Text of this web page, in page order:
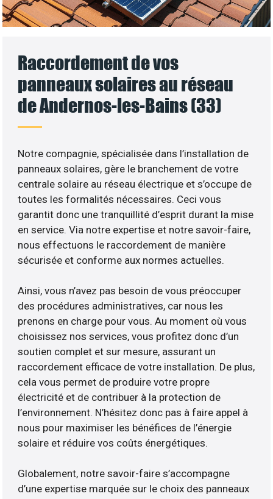
Raccordement de vos
panneaux solaires au réseau
de Andernos-les-Bains (33)
Notre compagnie, spécialisée dans l’installation de
panneaux solaires, gère le branchement de votre
centrale solaire au réseau électrique et s’occupe de
toutes les formalités nécessaires. Ceci vous
garantit donc une tranquillité d’esprit durant la mise
en service. Via notre expertise et notre savoir-faire,
nous effectuons le raccordement de manière
sécurisée et conforme aux normes actuelles.
Ainsi, vous n’avez pas besoin de vous préoccuper
des procédures administratives, car nous les
prenons en charge pour vous. Au moment où vous
choisissez nos services, vous profitez donc d’un
soutien complet et sur mesure, assurant un
raccordement efficace de votre installation. De plus,
cela vous permet de produire votre propre
électricité et de contribuer à la protection de
l’environnement. N’hésitez donc pas à faire appel à
nous pour maximiser les bénéfices de l’énergie
solaire et réduire vos coûts énergétiques.
Globalement, notre savoir-faire s’accompagne
d’une expertise marquée sur le choix des panneaux